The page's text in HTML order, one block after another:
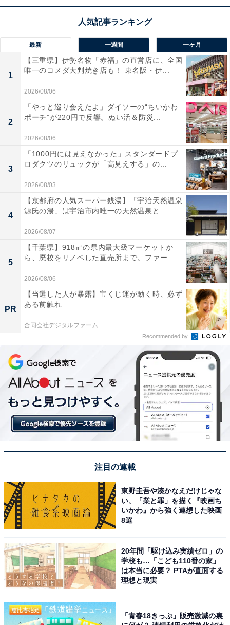
面所でも場所を取らず、スッキリ置けるのが嬉しいです
よね。防水仕様でお風呂剃りもOK。使用後はワンタッチ
でヘッドを開けてサッと水洗いできるので、常に清潔を
保てます。USB充電対応で、どこでも使いやすい一台で
ユーザーからは「肌への刺激が少なく快適」「動作音が
静か」と、その優しさが支持されています。一方で、
「深剃りには少し時間がかかる」という声も。朝の時間
を快適にしたい人や、肌荒れを気にせず毎日剃りたい人
には、おすすめの商品といえそうです。
【今日チェックしたい】フィリップスの人気商品5
選
フィリップス「S9696/31」
フィリップス 電動シェーバー 9000シリーズ なめらかに深
剃り
Amazonで見る
フィリップス「S5445/03」
最新 一週間 一ヶ月
1
【三重県】伊勢名物「赤福」の直営店に、全国
唯一のコメダ大判焼き店も！ 東名阪・伊...
2026/08/06
2
「やっと巡り会えたよ」ダイソーの“ちいかわ
ポーチ”が220円で反響。ぬい活＆防災...
2026/08/06
3
「1000円には見えなかった」スタンダードプ
ロダクツのリュックが「高見えする」の...
2026/08/03
4
【京都府の人気スーパー銭湯】「宇治天然温泉
源氏の湯」は宇治市内唯一の天然温泉と...
2026/08/07
5
【千葉県】918㎡の県内最大級マーケットか
ら、廃校をリノベした直売所まで。ファー...
2026/08/06
PR
【当選した人が暴露】宝くじ運が動く時、必ず
ある前触れ
合同会社デジタルファーム
Recommended by
注目の連載
東野圭吾や湊かなえだけじゃな
い、「業と罪」を描く『映画ち
いかわ』から強く連想した映画
8選
20年間「駆け込み実績ゼロ」の
学校も…「こども110番の家」
は本当に必要？ PTAが直面する
理想と現実
「青春18きっぷ」販売激減の裏